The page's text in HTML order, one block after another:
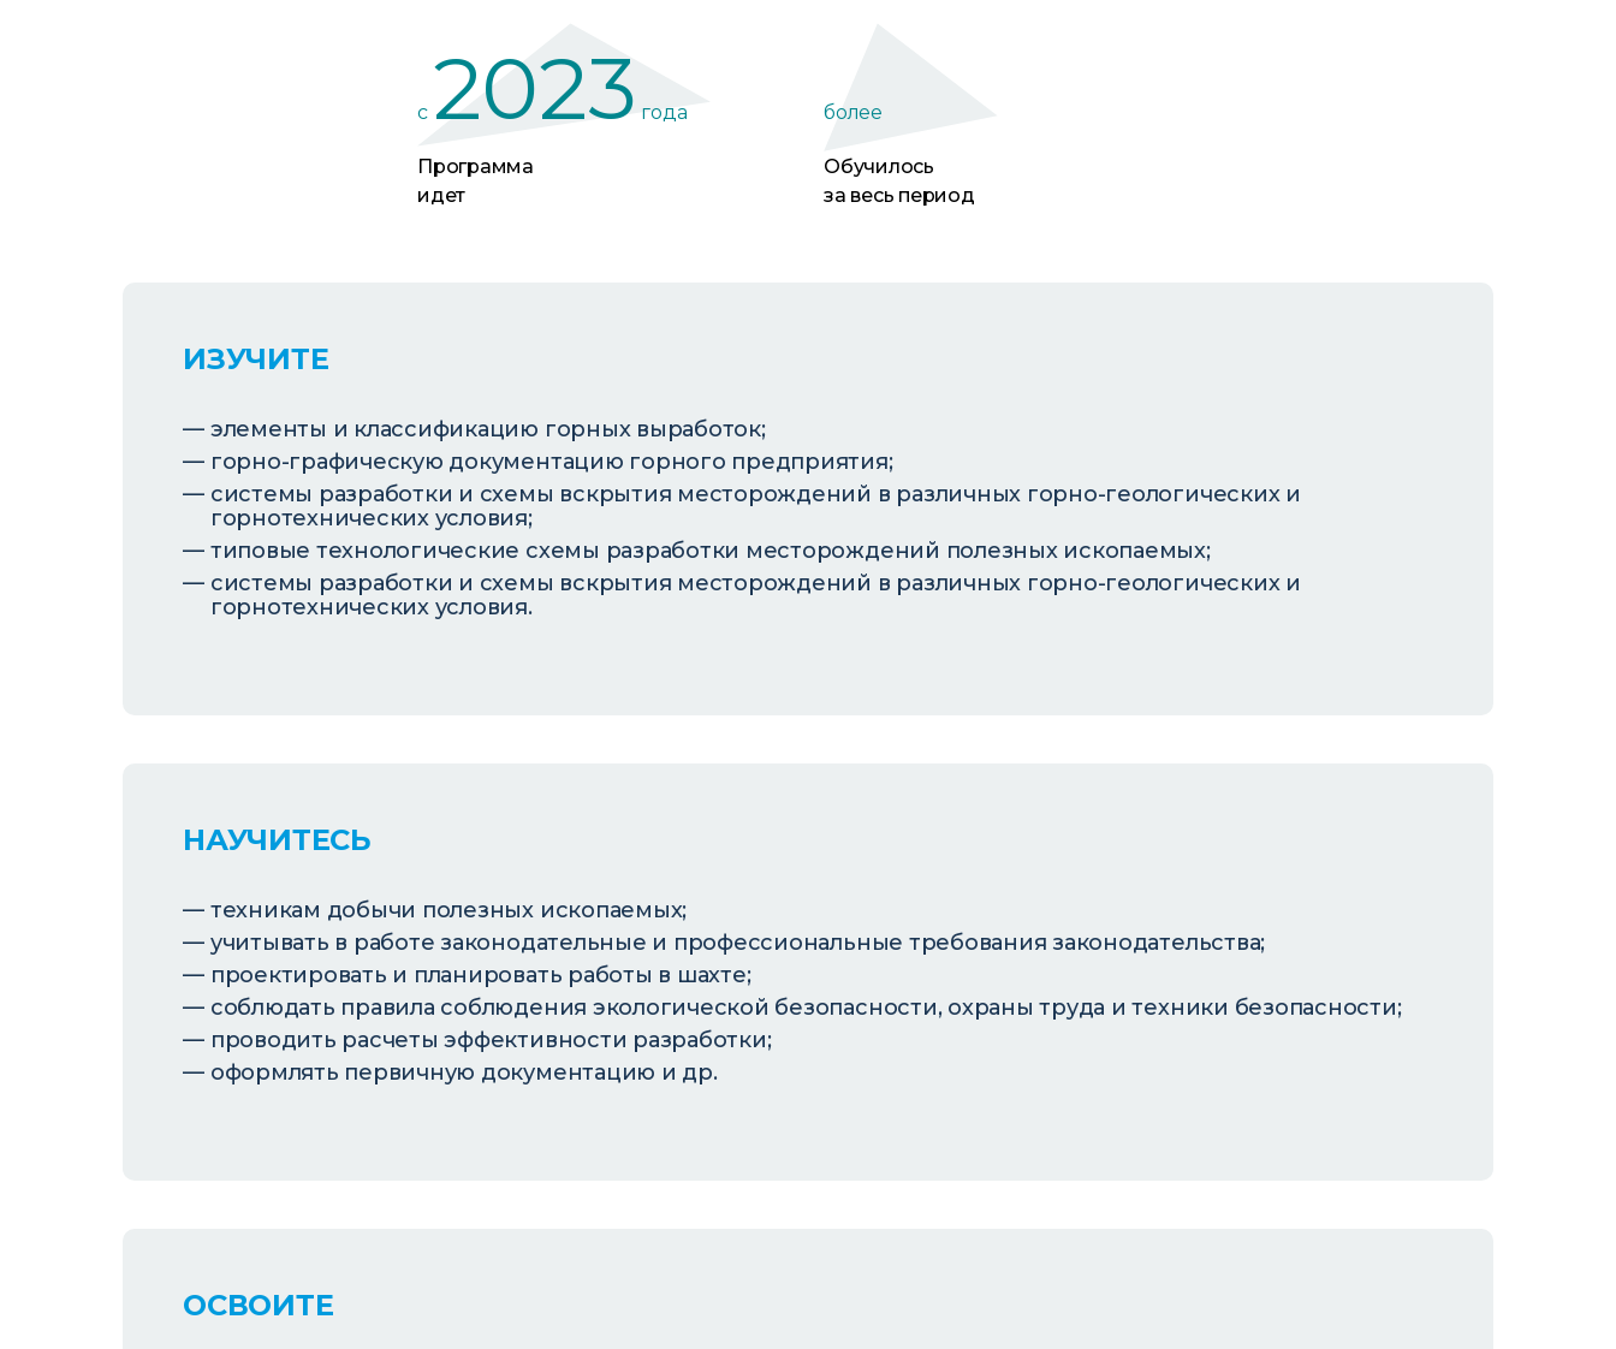
c 2023 года
Программа
идет
более
Обучилось
за весь период
ИЗУЧИТЕ
элементы и классификацию горных выработок;
горно-графическую документацию горного предприятия;
системы разработки и схемы вскрытия месторождений в различных горно-геологических и
горнотехнических условия;
типовые технологические схемы разработки месторождений полезных ископаемых;
системы разработки и схемы вскрытия месторождений в различных горно-геологических и
горнотехнических условия.
НАУЧИТЕСЬ
техникам добычи полезных ископаемых;
учитывать в работе законодательные и профессиональные требования законодательства;
проектировать и планировать работы в шахте;
соблюдать правила соблюдения экологической безопасности, охраны труда и техники безопасности;
проводить расчеты эффективности разработки;
оформлять первичную документацию и др.
ОСВОИТЕ